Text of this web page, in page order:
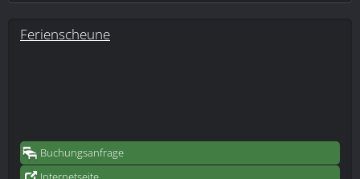
Ferienscheune
Buchungsanfrage